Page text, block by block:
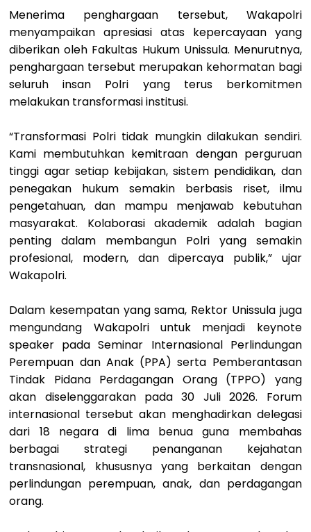
Menerima penghargaan tersebut, Wakapolri
menyampaikan apresiasi atas kepercayaan yang
diberikan oleh Fakultas Hukum Unissula. Menurutnya,
penghargaan tersebut merupakan kehormatan bagi
seluruh insan Polri yang terus berkomitmen
melakukan transformasi institusi.
“Transformasi Polri tidak mungkin dilakukan sendiri.
Kami membutuhkan kemitraan dengan perguruan
tinggi agar setiap kebijakan, sistem pendidikan, dan
penegakan hukum semakin berbasis riset, ilmu
pengetahuan, dan mampu menjawab kebutuhan
masyarakat. Kolaborasi akademik adalah bagian
penting dalam membangun Polri yang semakin
profesional, modern, dan dipercaya publik,” ujar
Wakapolri.
Dalam kesempatan yang sama, Rektor Unissula juga
mengundang Wakapolri untuk menjadi keynote
speaker pada Seminar Internasional Perlindungan
Perempuan dan Anak (PPA) serta Pemberantasan
Tindak Pidana Perdagangan Orang (TPPO) yang
akan diselenggarakan pada 30 Juli 2026. Forum
internasional tersebut akan menghadirkan delegasi
dari 18 negara di lima benua guna membahas
berbagai strategi penanganan kejahatan
transnasional, khususnya yang berkaitan dengan
perlindungan perempuan, anak, dan perdagangan
orang.